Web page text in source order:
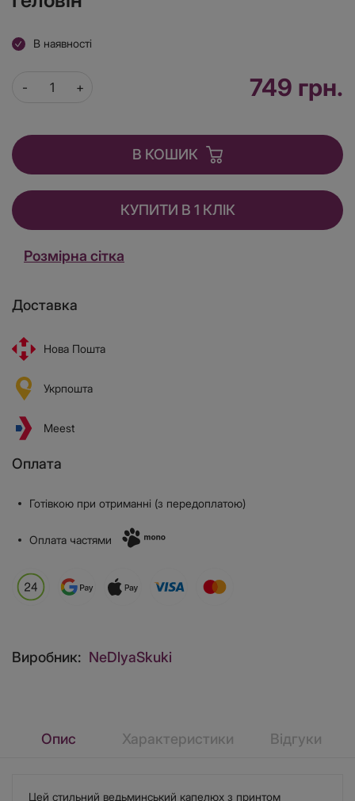
В наявності
749 грн.
В КОШИК
КУПИТИ В 1 КЛІК
Розмірна сітка
Доставка
Нова Пошта
Укрпошта
Meest
Оплата
Готівкою при отриманні (з передоплатою)
Оплата частями
Виробник: NeDlyaSkuki
Опис Характеристики Відгуки
Цей стильний ведьминський капелюх з принтом